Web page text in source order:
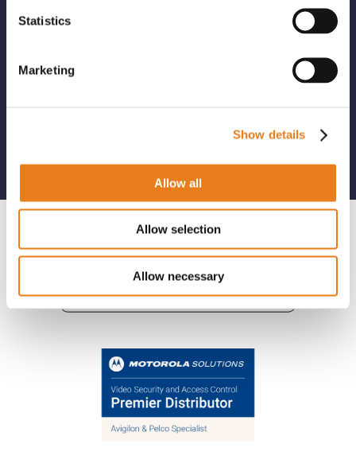
Statistics
Marketing
Show details
Allow all
Allow selection
Allow necessary
Raccontaci le tue necessità e saremo lieti di